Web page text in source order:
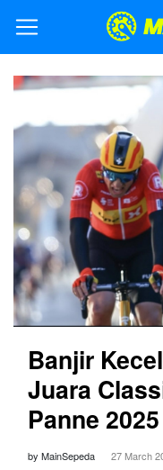
Banjir
Juara
Panne 2025
by MainSepeda 27 March